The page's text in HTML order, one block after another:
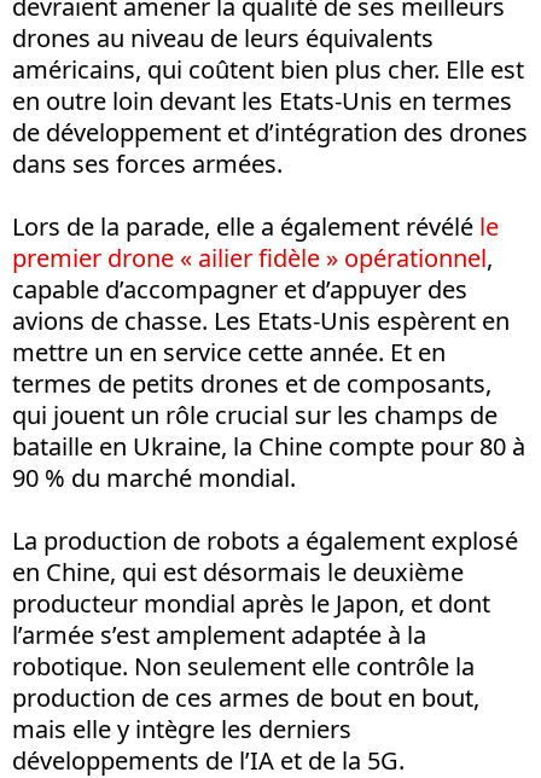
drones au niveau de leurs équivalents
américains, qui coûtent bien plus cher. Elle est
en outre loin devant les Etats-Unis en termes
de développement et d’intégration des drones
dans ses forces armées.
Lors de la parade, elle a également révélé le
premier drone « ailier fidèle » opérationnel,
capable d’accompagner et d’appuyer des
avions de chasse. Les Etats-Unis espèrent en
mettre un en service cette année. Et en
termes de petits drones et de composants,
qui jouent un rôle crucial sur les champs de
bataille en Ukraine, la Chine compte pour 80 à
90 % du marché mondial.
La production de robots a également explosé
en Chine, qui est désormais le deuxième
producteur mondial après le Japon, et dont
l’armée s’est amplement adaptée à la
robotique. Non seulement elle contrôle la
production de ces armes de bout en bout,
mais elle y intègre les derniers
développements de l’IA et de la 5G.